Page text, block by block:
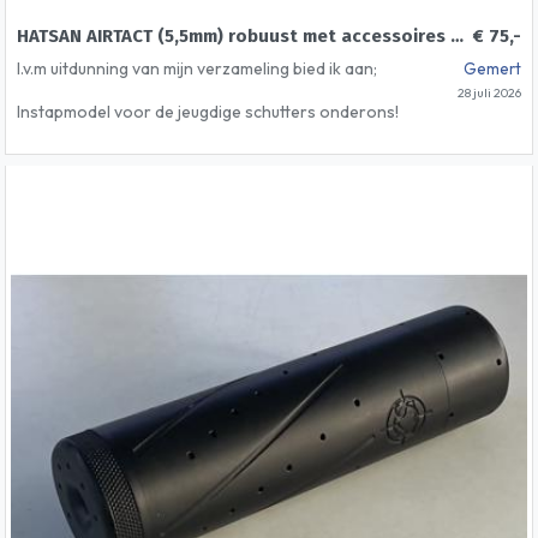
€ 75,-
HATSAN AIRTACT (5,5mm) robuust met accessoires 30 Jouler!!
Gemert
28 juli 2026
I.v.m uitdunning van mijn verzameling bied ik aan;
Instapmodel voor de jeugdige schutters onderons!
HATSAN AIRTACT knikloop luchtgeweer
Geïntrigeerde geluidsdemper
Blikje pellets inbegrepen
Automatische veiligheidsvergrendeling boven
trekkergroep (zie foto's)